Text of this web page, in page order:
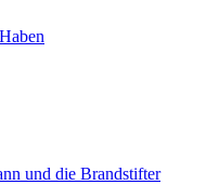
und die Brandstifter